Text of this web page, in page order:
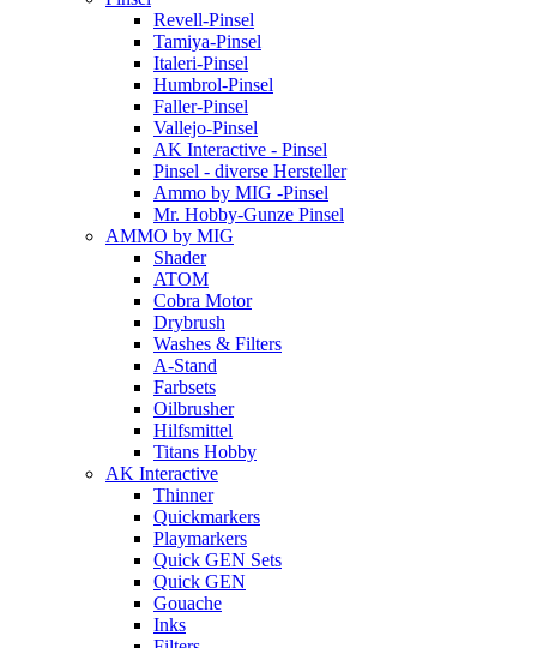
Revell-Pinsel
Tamiya-Pinsel
Italeri-Pinsel
Humbrol-Pinsel
Faller-Pinsel
Vallejo-Pinsel
AK Interactive - Pinsel
Pinsel - diverse Hersteller
Ammo by MIG -Pinsel
Mr. Hobby-Gunze Pinsel
AMMO by MIG
Shader
ATOM
Cobra Motor
Drybrush
Washes & Filters
A-Stand
Farbsets
Oilbrusher
Hilfsmittel
Titans Hobby
AK Interactive
Thinner
Quickmarkers
Playmarkers
Quick GEN Sets
Quick GEN
Gouache
Inks